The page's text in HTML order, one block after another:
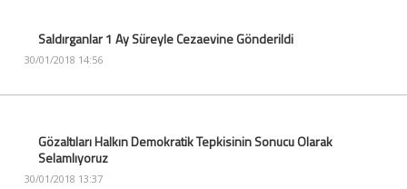
Saldırganlar 1 Ay Süreyle Cezaevine Gönderildi
30/01/2018 14:56
Gözaltıları Halkın Demokratik Tepkisinin Sonucu Olarak
Selamlıyoruz
30/01/2018 13:37